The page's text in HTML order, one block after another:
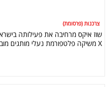
צרכנות (פרסומת)
X משיקה פלטפורמת נעלי מותגים מובילים